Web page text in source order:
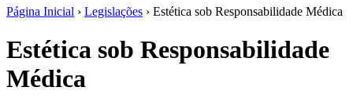
Página Inicial › Legislações › Estética sob Responsabilidade Médica
Estética sob Responsabilidade
Médica